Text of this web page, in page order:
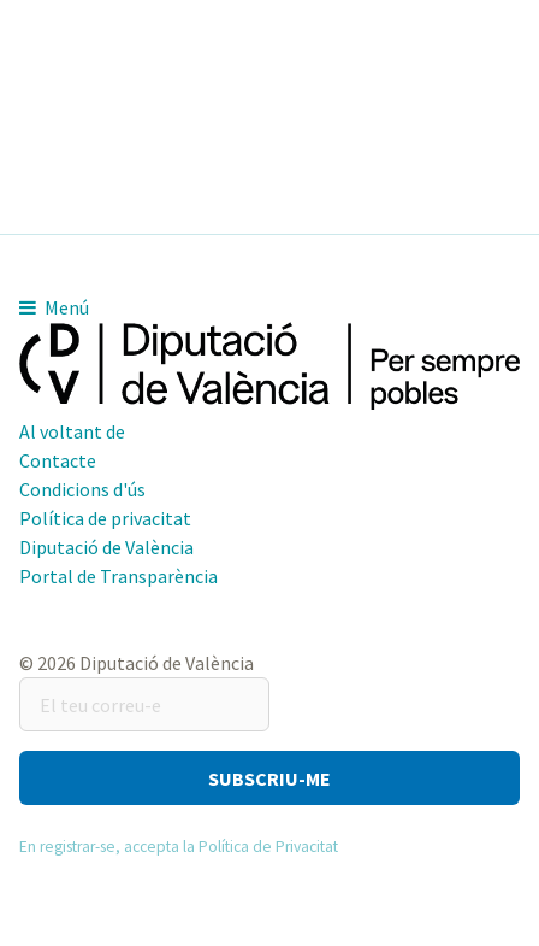
Menú
Al voltant de
Contacte
Condicions d'ús
Política de privacitat
Diputació de València
Portal de Transparència
© 2026 Diputació de València
teu
correu-
En registrar-se, accepta la Política de Privacitat